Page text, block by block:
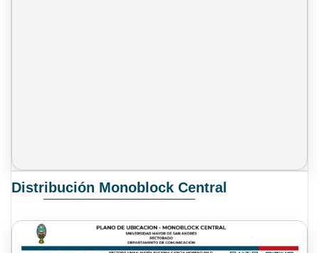
Distribución Monoblock Central